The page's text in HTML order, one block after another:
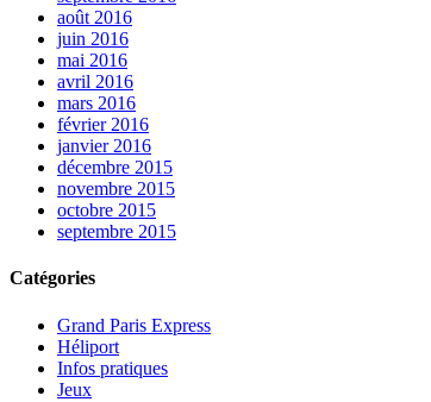
août 2016
juin 2016
mai 2016
avril 2016
mars 2016
février 2016
janvier 2016
décembre 2015
novembre 2015
octobre 2015
septembre 2015
Catégories
Grand Paris Express
Héliport
Infos pratiques
Jeux